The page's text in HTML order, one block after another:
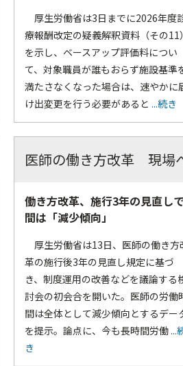
厚生労働省は3日までに2026年度
療報酬改定の疑義解釈資料（その11）
を示し、ベースアップ評価料につい
て、対象職員が誰もおらず施設基準
満たさなくなった場合は、速やかに
け出変更を行う必要があると ...続き
医師の働き方改革 現場
働き方改革、施行3年の見直
間は「減少傾向」
厚生労働省は13日、医師の働き方
革の施行後3年の見直し規定に基づ
き、制度運用の改善などを議論する
討会の初会合を開いた。医師の労働
間は全体として減少傾向とするデー
を提示。論点に、今も長時間労働...
き